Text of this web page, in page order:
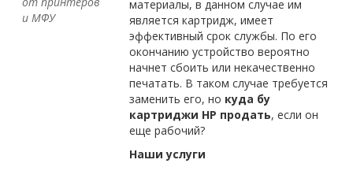
и МФУ
материалы, в данном случае им
является картридж, имеет
эффективный срок службы. По его
окончанию устройство вероятно
начнет сбоить или некачественно
печатать. В таком случае требуется
заменить его, но куда бу
картриджи HP продать, если он
еще рабочий?
Наши услуги